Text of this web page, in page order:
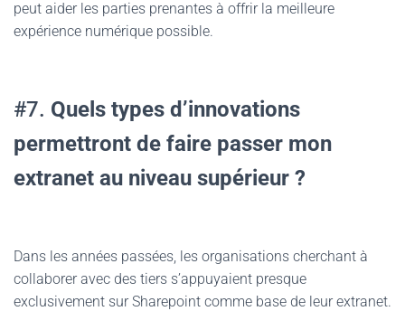
peut aider les parties prenantes à offrir la meilleure
expérience numérique possible.
#7. Quels types d’innovations
permettront de faire passer mon
extranet au niveau supérieur ?
Dans les années passées, les organisations cherchant à
collaborer avec des tiers s’appuyaient presque
exclusivement sur Sharepoint comme base de leur extranet.